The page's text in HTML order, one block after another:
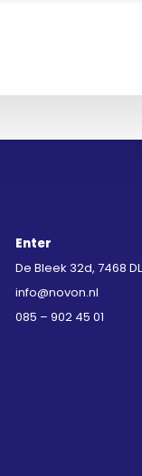
Enter
De Bleek 32d, 7468 DL
info@novon.nl
085 – 902 45 01